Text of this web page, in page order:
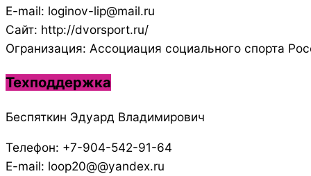
E-mail: loginov-lip@mail.ru
Сайт: http://dvorsport.ru/
Огранизация: Ассоциация социального спорта
Техподдержка
Беспяткин Эдуард Владимирович
Телефон: +7-904-542-91-64
E-mail: loop20@@yandex.ru